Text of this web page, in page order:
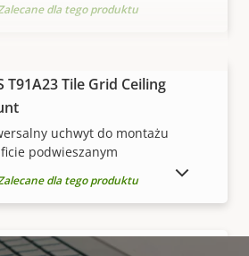
WIĘCEJ
dla tego produktu
T91A23 Tile Grid Ceiling
uchwyt do montażu
podwieszanym
dla tego produktu
WYCOFANE Z RYNKU